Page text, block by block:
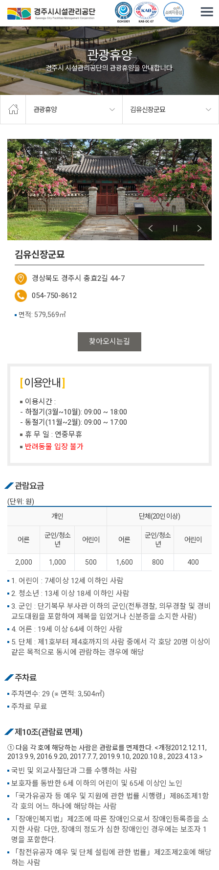
관광휴양
경주시 시설관리공단의 관광휴양을 안내합니다.
관광휴양 김유신장군묘
김유신장군묘
경상북도 경주시 충효2길 44-7
054-750-8612
찾아오시는길
면적: 579,569㎡
이용안내
이용시간 :
- 하절기(3월~10월): 09:00 ~ 18:00
- 동절기(11월~2월): 09:00 ~ 17:00
휴 무 일 : 연중무휴
반려동물 입장 불가
관람요금
(단위: 원)
개인
단체(20인 이상)
어른
군인/청소
년
어린이 어른
군인/청소
년
어린이
2,000 1,000 500 1,600 800 400
1. 어린이 : 7세이상 12세 이하인 사람
2. 청소년 : 13세 이상 18세 이하인 사람
3. 군인 : 단기복무 부사관 이하의 군인(전투경찰, 의무경찰 및 경비
교도대원을 포함하여 제복을 입었거나 신분증을 소지한 사람)
4. 어른 : 19세 이상 64세 이하인 사람
5. 단체 : 제1호부터 제4호까지의 사람 중에서 각 호당 20명 이상이
같은 목적으로 동시에 관람하는 경우에 해당
주차료
주차면수: 29 (※ 면적: 3,504㎡)
주차료 무료
제10조(관람료 면제)
① 다음 각 호에 해당하는 사람은 관람료를 면제한다. <개정2012.12.11,
2013.9.9, 2016.9.20, 2017.7.7, 2019.9.10, 2020.10.8., 2023.4.13.>
국빈 및 외교사절단과 그를 수행하는 사람
보호자를 동반한 6세 이하의 어린이 및 65세 이상인 노인
「국가유공자 등 예우 및 지원에 관한 법률 시행령」제86조제1항
각 호의 어느 하나에 해당하는 사람
「장애인복지법」제2조에 따른 장애인으로서 장애인등록증을 소
지한 사람. 다만, 장애의 정도가 심한 장애인인 경우에는 보조자 1
명을 포함한다.
「참전유공자 예우 및 단체 설립에 관한 법률」제2조제2호에 해당
하는 사람